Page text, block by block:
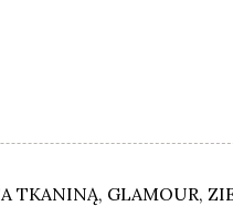
TKANINĄ, GLAMOUR,